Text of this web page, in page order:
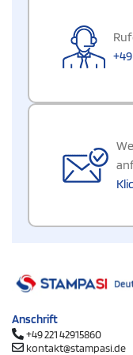
Anschrift
+49 221 42915860
kontakt@stampasi.de